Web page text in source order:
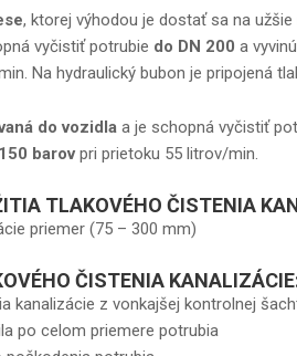
, ktorej výhodou je dostať sa na
vyčistiť potrubie do DN 200 a
Na hydraulický bubon je pripojená
do vozidla a je schopná vyčistiť
150 barovpri prietoku 55 litrov/min.
TLAKOVÉHO ČISTENIA
priemer (75 – 300 mm)
ČISTENIA
kanalizácie z vonkajšej kontrolnej
po celom priemere potrubia